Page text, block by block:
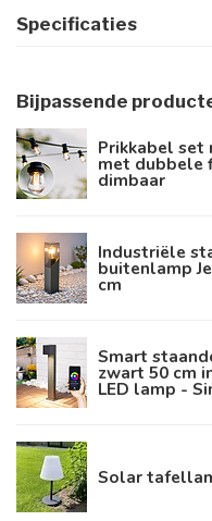
Specificaties
Bijpassende
Prikkabel set
met dubbele
dimbaar
Industriële
buitenlamp
cm
Smart
zwart 50 cm
LED lamp -
Solar